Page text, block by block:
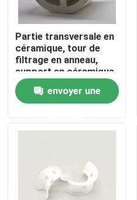
Visite de l'usine
Contrôle de la qualité
Nous contacter
Zéolite à tamis moléculaire
Partie transversale en
céramique, tour de
filtrage en anneau,
support en céramique
50 mm 80 mm 100 mm
envoyer une